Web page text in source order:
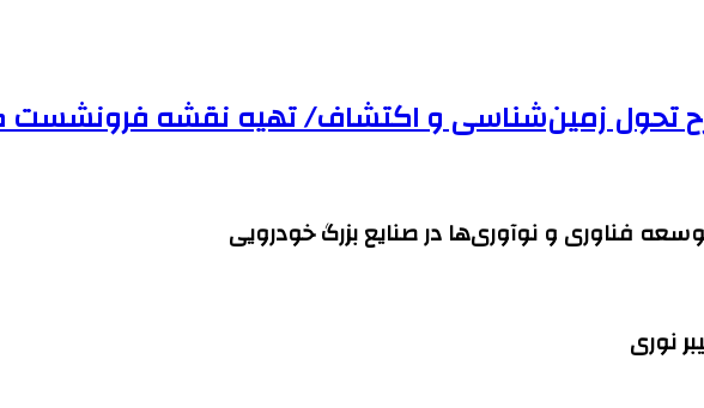
تحول زمین‌شناسی و اکتشاف/ تهیه نقشه فرونشست
فناوری و نوآوری‌ها در صنایع بزرگ خودرویی
نوری